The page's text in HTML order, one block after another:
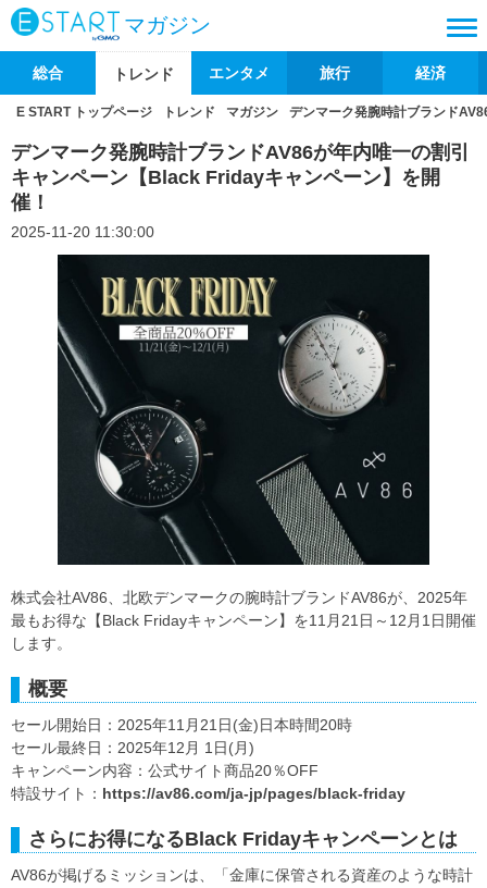
マガジン
総合 トレンド エンタメ 旅行 経済
E START トップページ トレンド マガジン デンマーク発腕時計ブランド
デンマーク発腕時計ブランドAV86が年内唯一の割引
キャンペーン【Black Fridayキャンペーン】を開
催！
2025-11-20 11:30:00
株式会社AV86、北欧デンマークの腕時計ブランドAV86が、2025年
最もお得な【Black Fridayキャンペーン】を11月21日～12月1日開催
します。
概要
セール開始日：2025年11月21日(金)日本時間20時
セール最終日：2025年12月 1日(月)
キャンペーン内容：公式サイト商品20％OFF
特設サイト： https://av86.com/ja-jp/pages/black-friday
さらにお得になるBlack Fridayキャンペーンとは
AV86が掲げるミッションは、「金庫に保管される資産のような時計